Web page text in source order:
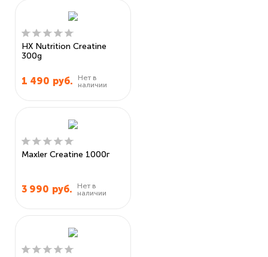
HX Nutrition Creatine
300g
1 490 руб.
Нет в
наличии
Maxler Creatine 1000г
3 990 руб.
Нет в
наличии